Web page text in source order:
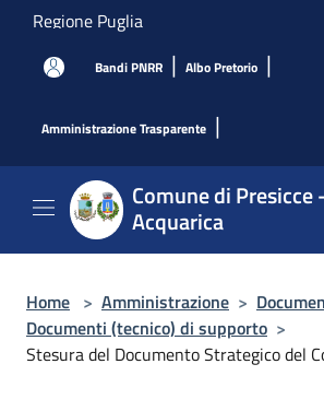
Salta al contenuto principale
Regione Puglia
Bandi PNRR | Albo Pretorio |
Amministrazione Trasparente |
Comune di Presicce
Acquarica
Home > Amministrazione >
Documenti (tecnico) di supporto >
Stesura del Documento Strategico del